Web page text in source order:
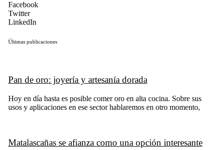
Facebook
Twitter
LinkedIn
Últimas publicaciones
Pan de oro: joyería y artesanía dorada
Hoy en día hasta es posible comer oro en alta cocina. Sobre sus
usos y aplicaciones en ese sector hablaremos en otro momento,
Matalascañas se afianza como una opción interesante